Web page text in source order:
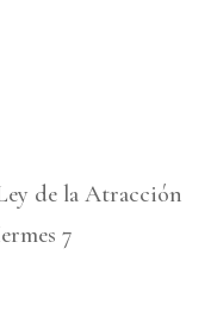
de la Atracción
7